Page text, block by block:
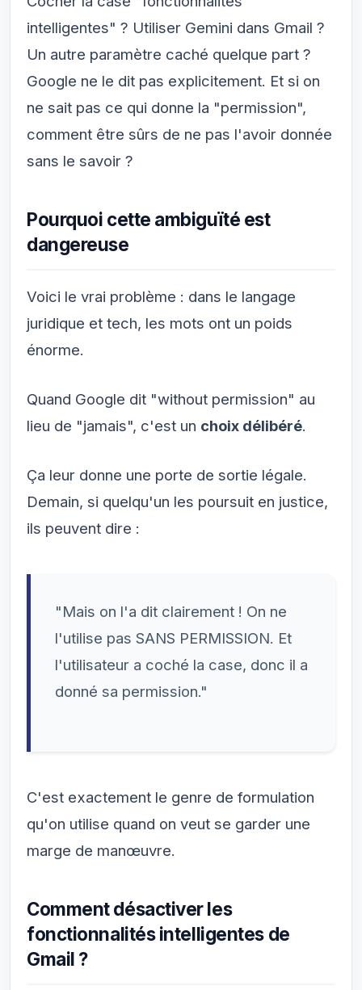
intelligentes" ? Utiliser Gemini dans Gmail ?
Un autre paramètre caché quelque part ?
Google ne le dit pas explicitement. Et si on
ne sait pas ce qui donne la "permission",
comment être sûrs de ne pas l'avoir donnée
sans le savoir ?
Pourquoi cette ambiguïté est
dangereuse
Voici le vrai problème : dans le langage
juridique et tech, les mots ont un poids
énorme.
Quand Google dit "without permission" au
lieu de "jamais", c'est un choix délibéré.
Ça leur donne une porte de sortie légale.
Demain, si quelqu'un les poursuit en justice,
ils peuvent dire :
"Mais on l'a dit clairement ! On ne
l'utilise pas SANS PERMISSION. Et
l'utilisateur a coché la case, donc il a
donné sa permission."
C'est exactement le genre de formulation
qu'on utilise quand on veut se garder une
marge de manœuvre.
Comment désactiver les
fonctionnalités intelligentes de
Gmail ?